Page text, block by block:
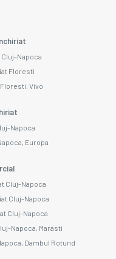
Napoca
Floresti
Vivo
Napoca
Europa
Cluj-Napoca
Cluj-Napoca
Cluj-Napoca
Napoca, Marasti
Dambul Rotund